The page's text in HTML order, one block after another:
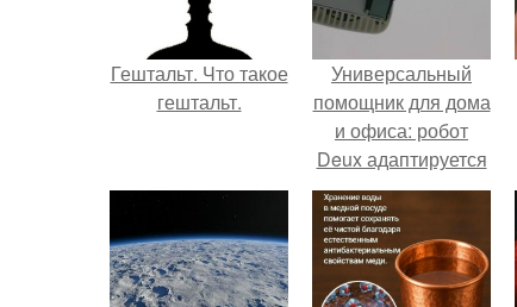
Гештальт. Что такое
гештальт.
Универсальный
помощник для дома
и офиса: робот
Deux адаптируется
к разным задачам.